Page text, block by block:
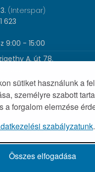
sütiket használunk a
személyre szabott
a forgalom elemzése
szabályzatunk.
Összes elfogadása
(Interspar)
623
9:00 - 15:00
A. út 78.
- 17:00
Műszer Kft. |